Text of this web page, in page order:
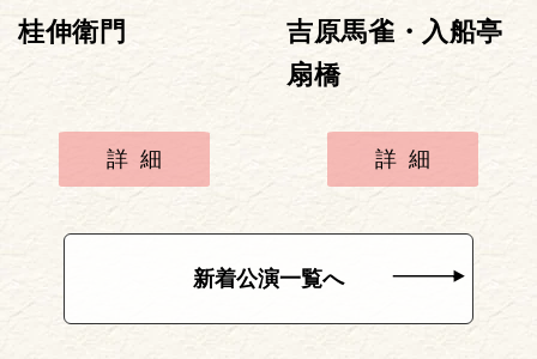
桂伸衛門
詳細
吉原馬雀・入船亭
扇橋
詳細
新着公演一覧へ